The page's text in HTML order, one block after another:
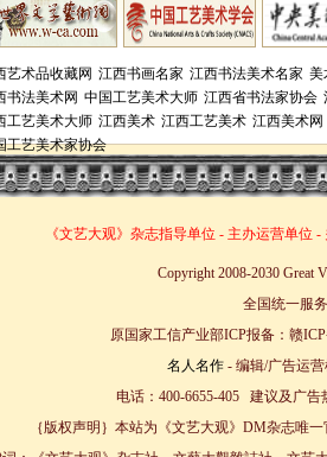
艺术品收藏网 江西书画名家 江西书法美术名家 美
书法美术网 中国工艺美术大师 江西省书法家协会
工艺美术大师 江西美术 江西工艺美术 江西美术网
工艺美术家协会
《文艺大观》杂志指导单位 - 主办运营单位 -
Copyright 2008-2030 Great
全国统一服
原国家工信产业部ICP报备：赣
名人名作 - 编辑/广告运
电话：400-6655-405 建议及广
｛版权声明｝本站为《文艺大观》DM杂志唯